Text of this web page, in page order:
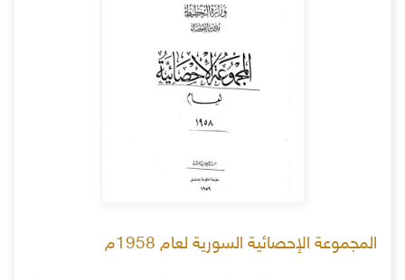
المجموعة الإحصائية السورية لعام 1958م